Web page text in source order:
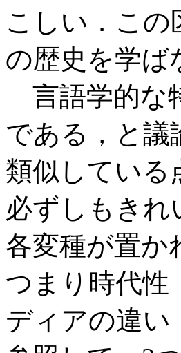
こしい．こ
の歴史を学ば
言語学的な
である，と議
類似している
必ずしもき
各変種が置か
つまり時代性
ディアの違い